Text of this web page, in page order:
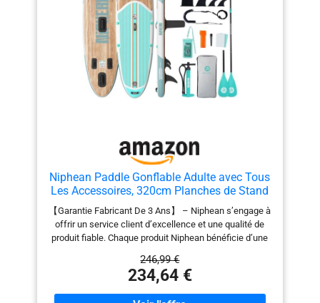
Niphean Paddle Gonflable Adulte avec Tous
Les Accessoires, 320cm Planches de Stand
Up Paddle Gonflables pour Tous Les
Niveaux, Sup avec Capacité 200 kg pour 2
Personnes, Paddle Gonflable avec Siège
【Garantie Fabricant De 3 Ans】 – Niphean s’engage à
offrir un service client d’excellence et une qualité de
produit fiable. Chaque produit Niphean bénéficie d’une
fabricant trois fois plus longue que la moyenne du
marché, vous offrant davantage de confiance et une
performance durable. Si vous rencontrez le moindre
246,99 €
234,64 €